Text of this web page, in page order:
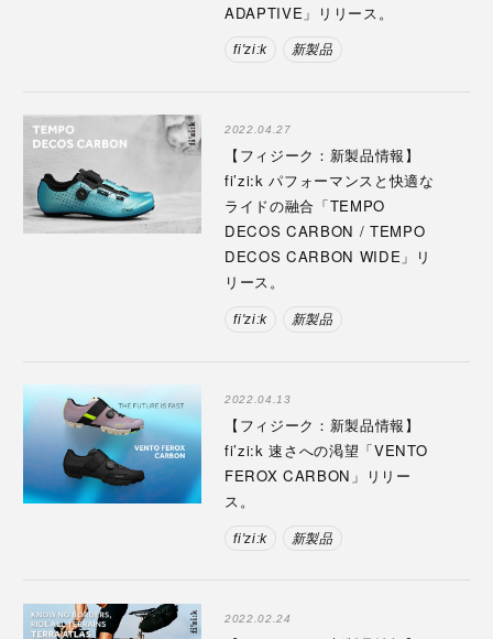
ADAPTIVE」リリース。
fi'zi:k 新製品
2022.04.27
【フィジーク：新製品情報】
fi’zi:k パフォーマンスと快適な
ライドの融合「TEMPO
DECOS CARBON / TEMPO
DECOS CARBON WIDE」リ
リース。
fi'zi:k 新製品
2022.04.13
【フィジーク：新製品情報】
fi’zi:k 速さへの渇望「VENTO
FEROX CARBON」リリー
ス。
fi'zi:k 新製品
2022.02.24